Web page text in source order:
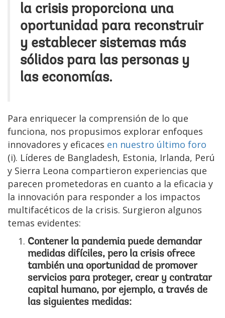
la crisis proporciona una
oportunidad para reconstruir
y establecer sistemas más
sólidos para las personas y
las economías.
Para enriquecer la comprensión de lo que
funciona, nos propusimos explorar enfoques
innovadores y eficaces en nuestro último foro
(i). Líderes de Bangladesh, Estonia, Irlanda, Perú
y Sierra Leona compartieron experiencias que
parecen prometedoras en cuanto a la eficacia y
la innovación para responder a los impactos
multifacéticos de la crisis. Surgieron algunos
temas evidentes:
Contener la pandemia puede demandar
medidas difíciles, pero la crisis ofrece
también una oportunidad de promover
servicios para proteger, crear y contratar
capital humano, por ejemplo, a través de
las siguientes medidas: